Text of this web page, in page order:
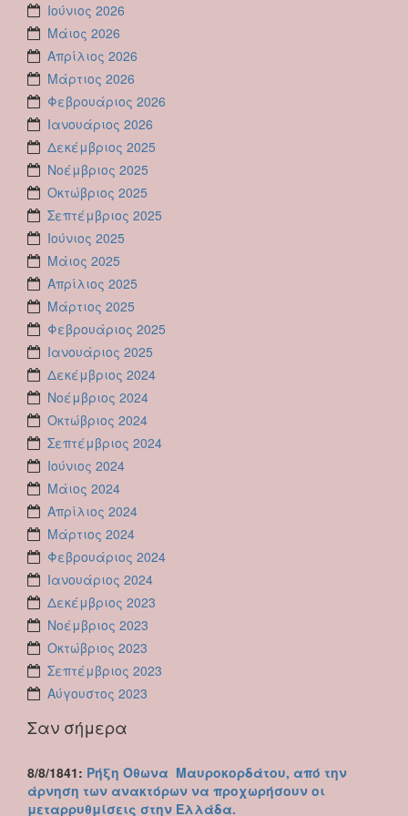
Ιούνιος 2026
Μάιος 2026
Απρίλιος 2026
Μάρτιος 2026
Φεβρουάριος 2026
Ιανουάριος 2026
Δεκέμβριος 2025
Νοέμβριος 2025
Οκτώβριος 2025
Σεπτέμβριος 2025
Ιούνιος 2025
Μάιος 2025
Απρίλιος 2025
Μάρτιος 2025
Φεβρουάριος 2025
Ιανουάριος 2025
Δεκέμβριος 2024
Νοέμβριος 2024
Οκτώβριος 2024
Σεπτέμβριος 2024
Ιούνιος 2024
Μάιος 2024
Απρίλιος 2024
Μάρτιος 2024
Φεβρουάριος 2024
Ιανουάριος 2024
Δεκέμβριος 2023
Νοέμβριος 2023
Οκτώβριος 2023
Σεπτέμβριος 2023
Αύγουστος 2023
Σαν σήμερα
8/8/1841: Ρήξη Όθωνα  Μαυροκορδάτου, από την
άρνηση των ανακτόρων να προχωρήσουν οι
μεταρρυθμίσεις στην Ελλάδα.